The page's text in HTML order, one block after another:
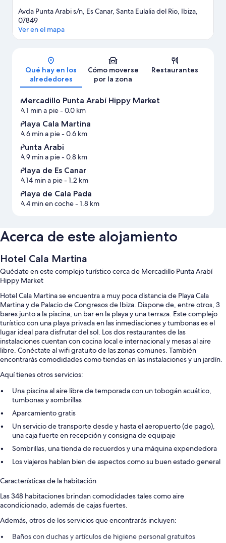
Avda Punta Arabi s/n, Es Canar, Santa Eulalia del Rio, Ibiza,
07849
Ver en el mapa
Qué hay en los
alrededores
Cómo moverse
por la zona
Restaurantes
Mercadillo Punta Arabí Hippy Market
A 1 min a pie- 0.0 km
Playa Cala Martina
A 6 min a pie- 0.6 km
Punta Arabi
A 9 min a pie- 0.8 km
Playa de Es Canar
A 14 min a pie- 1.2 km
Playa de Cala Pada
A 4 min en coche- 1.8 km
Acerca de este alojamiento
Hotel Cala Martina
Quédate en este complejo turístico cerca de Mercadillo Punta Arabí
Hippy Market
Hotel Cala Martina se encuentra a muy poca distancia de Playa Cala
Martina y de Palacio de Congresos de Ibiza. Dispone de, entre otros, 3
bares junto a la piscina, un bar en la playa y una terraza. Este complejo
turístico con una playa privada en las inmediaciones y tumbonas es el
lugar ideal para disfrutar del sol. Los dos restaurantes de las
instalaciones cuentan con cocina local e internacional y mesas al aire
libre. Conéctate al wifi gratuito de las zonas comunes. También
encontrarás comodidades como tiendas en las instalaciones y un jardín.
Aquí tienes otros servicios:
Una piscina al aire libre de temporada con un tobogán acuático,
tumbonas y sombrillas
Aparcamiento gratis
Un servicio de transporte desde y hasta el aeropuerto (de pago),
una caja fuerte en recepción y consigna de equipaje
Sombrillas, una tienda de recuerdos y una máquina expendedora
Los viajeros hablan bien de aspectos como su buen estado general
Características de la habitación
Las 348 habitaciones brindan comodidades tales como aire
acondicionado, además de cajas fuertes.
Además, otros de los servicios que encontrarás incluyen:
Baños con duchas y artículos de higiene personal gratuitos